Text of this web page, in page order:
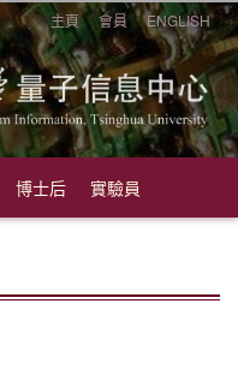
主頁 會員 ENGLISH
博士后 實驗員